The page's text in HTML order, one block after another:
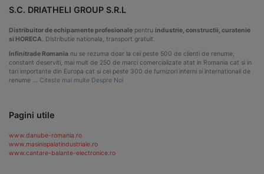
S.C. DRIATHELI GROUP S.R.L
Distribuitor de echipamente profesionale pentru industrie, constructii, curatenie
si HORECA . Distributie nationala, transport gratuit.
Infinitrade Romania nu se rezuma doar la cei peste 500 de clienti de renume,
constant deserviti, mai mult de 250 de marci comercializate atat in Romania cat si in
tari importante din Europa cat si cei peste 300 de furnizori interni si internationali de
renume … Citeste mai multe Despre Noi
Pagini utile
www.danube-romania.ro
www.masinispalatindustriale.ro
www.cantare-balante-electronice.ro